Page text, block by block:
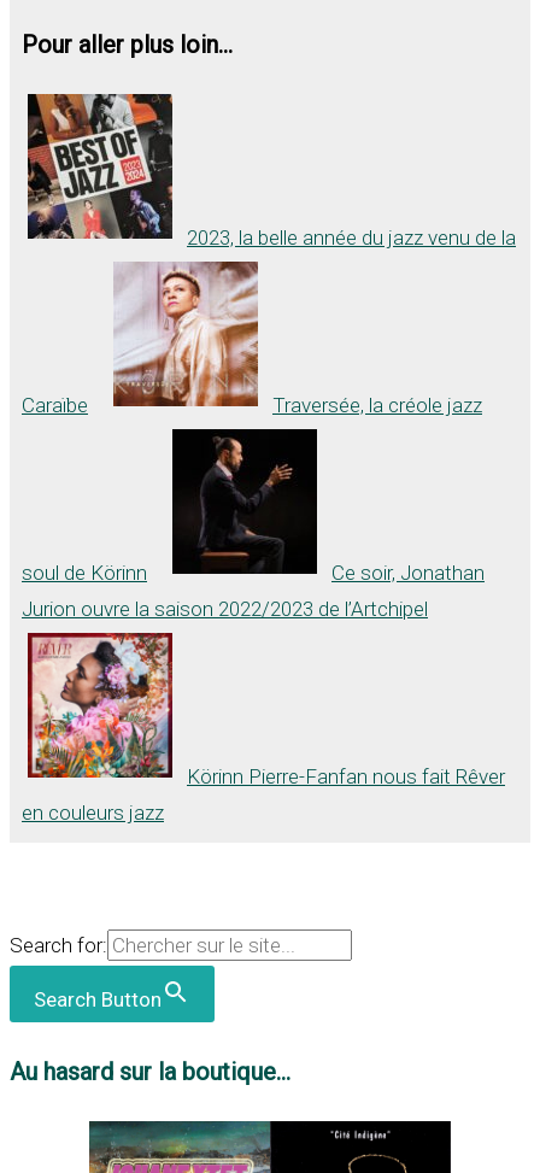
Pour aller plus loin...
2023, la belle année du jazz venu de la
Caraïbe Traversée, la créole jazz
soul de Körinn
Ce soir, Jonathan
Jurion ouvre la saison 2022/2023 de l’Artchipel
Körinn Pierre-Fanfan nous fait Rêver
en couleurs jazz
Search for:
Search Button
Au hasard sur la boutique...